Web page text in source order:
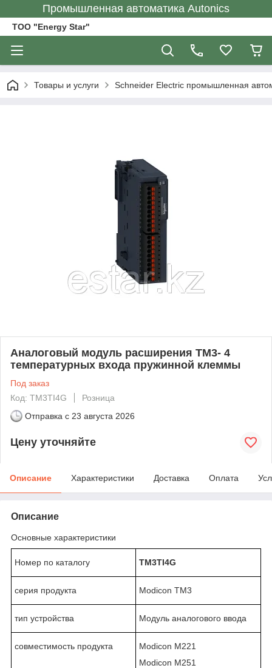
Промышленная автоматика Autonics
ТОО "Energy Star"
Товары и услуги Schneider Electric промышленная
Аналоговый модуль расширения ТМ3- 4
температурных входа пружинной клеммы
Под заказ
Код: TM3TI4G
Розница
Отправка с 23 августа 2026
Цену уточняйте
Описание Характеристики Доставка Оплата
Описание
Основные характеристики
Номер по каталогу TM3TI4G
серия продукта Modicon TM3
тип устройства Модуль аналогового ввода
совместимость продукта
Modicon M221
Modicon M251